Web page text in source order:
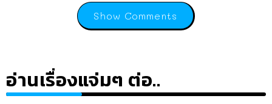
Show Comments
อ่านเรื่องแจ่มๆ ต่อ..